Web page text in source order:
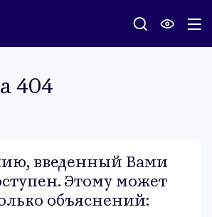
404
введенный Вами
Этому может
объяснений: